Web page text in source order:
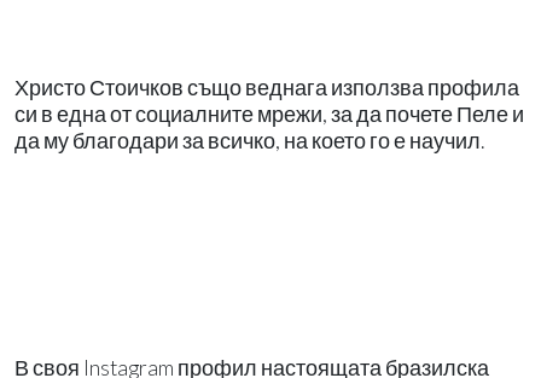
Христо Стоичков също веднага използва профила
си в една от социалните мрежи, за да почете Пеле и
да му благодари за всичко, на което го е научил.
В своя Instagram профил настоящата бразилска